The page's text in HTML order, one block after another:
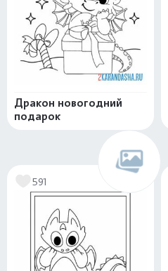
Дракон новогодний
подарок
591